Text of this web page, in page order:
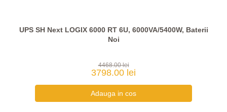
UPS SH Next LOGIX 6000 RT 6U, 6000VA/5400W, Baterii
Noi
4468.00 lei
3798.00 lei